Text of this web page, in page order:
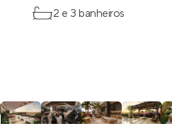
2 e 3 banheiros